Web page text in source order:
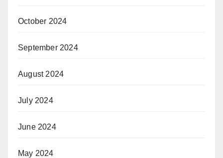
October 2024
September 2024
August 2024
July 2024
June 2024
May 2024